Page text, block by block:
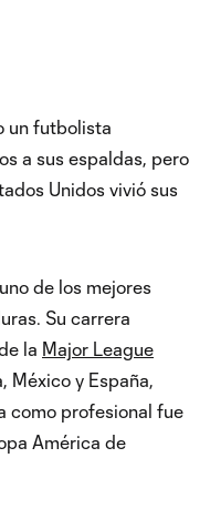
un futbolista
a sus espaldas, pero
Unidos vivió sus
de los mejores
Su carrera
la Major League
México y España,
como profesional fue
América de